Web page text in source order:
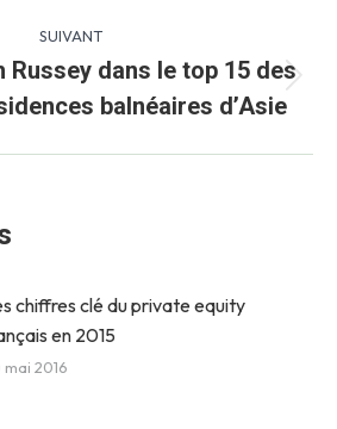
SUIVANT
Article
suivant
Russey dans le top 15 des
balnéaires d’Asie
chiffres clé du private equity
en 2015
mai 2016